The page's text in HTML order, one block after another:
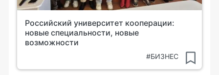
Российский университет кооперации:
новые специальности, новые
возможности
#БИЗНЕС